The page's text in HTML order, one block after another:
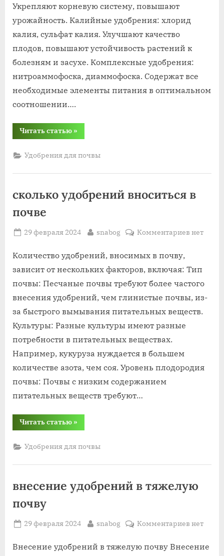
Укрепляют корневую систему, повышают
урожайность. Калийные удобрения: хлорид
калия, сульфат калия. Улучшают качество
плодов, повышают устойчивость растений к
болезням и засухе. Комплексные удобрения:
нитроаммофоска, диаммофоска. Содержат все
необходимые элементы питания в оптимальном
соотношении….
Читать статью“сезонное
внесения
почву”
»
Удобрения для почвы
сколько удобрений вноситься в
почве
Posted
29 февраля 2024 By
snabog Комментариевк
в
почве
нет
Количество удобрений, вносимых в почву,
зависит от нескольких факторов, включая: Тип
почвы: Песчаные почвы требуют более частого
внесения удобрений, чем глинистые почвы, из-
за быстрого вымывания питательных веществ.
Культуры: Разные культуры имеют разные
потребности в питательных веществах.
Например, кукуруза нуждается в большем
количестве азота, чем соя. Уровень плодородия
почвы: Почвы с низким содержанием
питательных веществ требуют…
Читать статью“сколько
удобрений
почве”
»
Удобрения для почвы
внесение удобрений в тяжелую
почву
Posted
29 февраля 2024 By
snabog Комментариевк
внесение
нет
Внесение удобрений в тяжелую почву Внесение